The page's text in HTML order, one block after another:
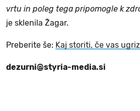
vrtu in poleg tega pripomogle k
je sklenila Žagar.
Preberite še: Kaj storiti, če vas
dezurni@styria-media.si